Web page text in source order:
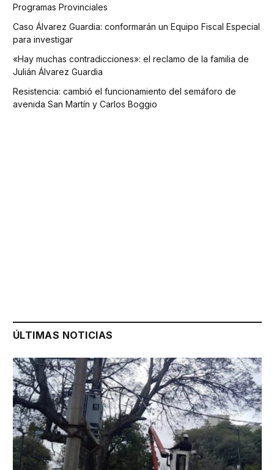
Programas Provinciales
Caso Álvarez Guardia: conformarán un Equipo Fiscal Especial
para investigar
«Hay muchas contradicciones»: el reclamo de la familia de
Julián Álvarez Guardia
Resistencia: cambió el funcionamiento del semáforo de
avenida San Martín y Carlos Boggio
ÚLTIMAS NOTICIAS